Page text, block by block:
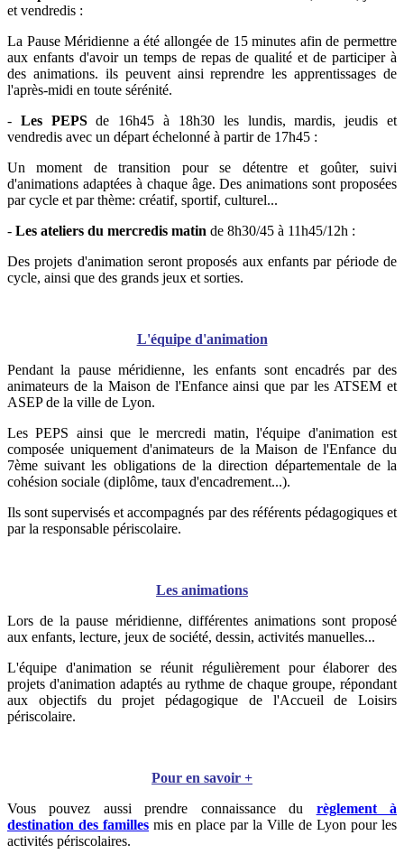
et vendredis :
La Pause Méridienne a été allongée de 15 minutes afin de permettre
aux enfants d'avoir un temps de repas de qualité et de participer à
des animations. ils peuvent ainsi reprendre les apprentissages de
l'après-midi en toute sérénité.
- Les PEPSde 16h45 à 18h30 les lundis, mardis, jeudis et
vendredis avec un départ échelonné à partir de 17h45 :
Un moment de transition pour se détentre et goûter, suivi
d'animations adaptées à chaque âge. Des animations sont proposées
par cycle et par thème: créatif, sportif, culturel...
- Les ateliers du mercredis matin de 8h30/45 à 11h45/12h :
Des projets d'animation seront proposés aux enfants par période de
cycle, ainsi que des grands jeux et sorties.
L'équipe d'animation
Pendant la pause méridienne, les enfants sont encadrés par des
animateurs de la Maison de l'Enfance ainsi que par les ATSEM et
ASEP de la ville de Lyon.
Les PEPS ainsi que le mercredi matin, l'équipe d'animation est
composée uniquement d'animateurs de la Maison de l'Enfance du
7ème suivant les obligations de la direction départementale de la
cohésion sociale (diplôme, taux d'encadrement...).
Ils sont supervisés et accompagnés par des référents pédagogiques et
par la responsable périscolaire.
Les animations
Lors de la pause méridienne, différentes animations sont proposé
aux enfants, lecture, jeux de société, dessin, activités manuelles...
L'équipe d'animation se réunit régulièrement pour élaborer des
projets d'animation adaptés au rythme de chaque groupe, répondant
aux objectifs du projet pédagogique de l'Accueil de Loisirs
périscolaire.
Pour en savoir +
Vous pouvez aussi prendre connaissance du règlement à
destination des familles mis en place par la Ville de Lyon pour les
activités périscolaires.